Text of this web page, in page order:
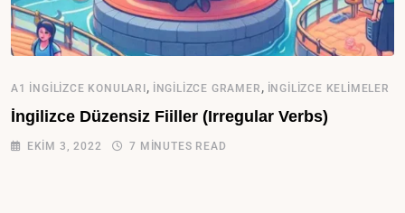
A1 İNGILIZCE KONULARI, İNGILIZCE GRAMER , İNGILIZCE KELIMELER
İngilizce Düzensiz Fiiller (Irregular Verbs)
EKIM 3, 2022 7 MINUTES READ